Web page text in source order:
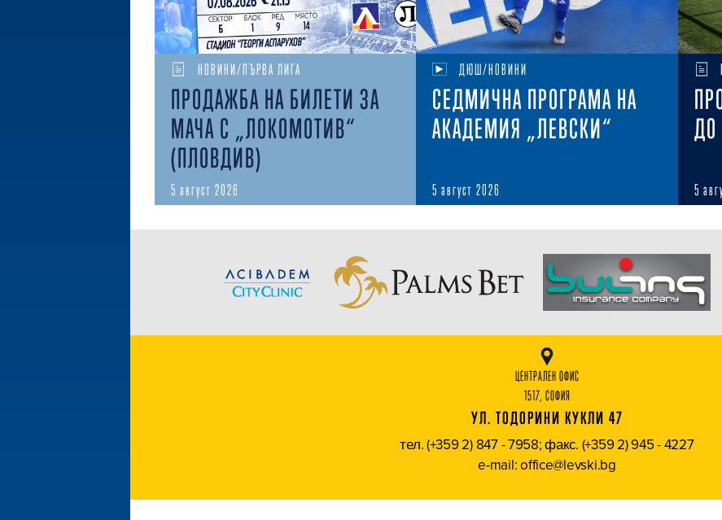
НОВИНИ/ПЪРВА ЛИГА
ПРОДАЖБА НА БИЛЕТИ ЗА
МАЧА С „ЛОКОМОТИВ“
(ПЛОВДИВ)
5 август 2026
ДЮШ/НОВИНИ
СЕДМИЧНА ПРОГРАМА НА
АКАДЕМИЯ „ЛЕВСКИ“
5 август 2026
ДО
5
ЦЕНТРАЛЕН ОФИС
1517, СОФИЯ
УЛ. ТОДОРИНИ КУКЛИ 47
тел. (+359 2) 847 - 7958; факс. (+359 2) 945 - 4227
e-mail: office@levski.bg